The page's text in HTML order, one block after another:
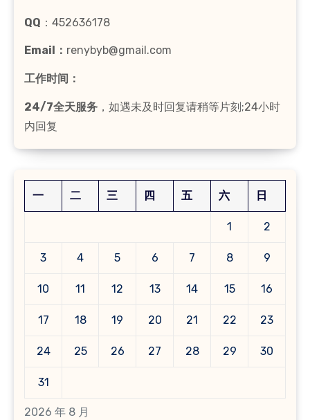
QQ ：452636178
Email： renybyb@gmail.com
工作时间：
24/7全天服务 ，如遇未及时回复请稍等片刻;24小时
内回复
2026 年 8 月
一 二 三 四 五 六 日
1 2
3 4 5 6 7 8 9
10 11 12 13 14 15 16
17 18 19 20 21 22 23
24 25 26 27 28 29 30
31